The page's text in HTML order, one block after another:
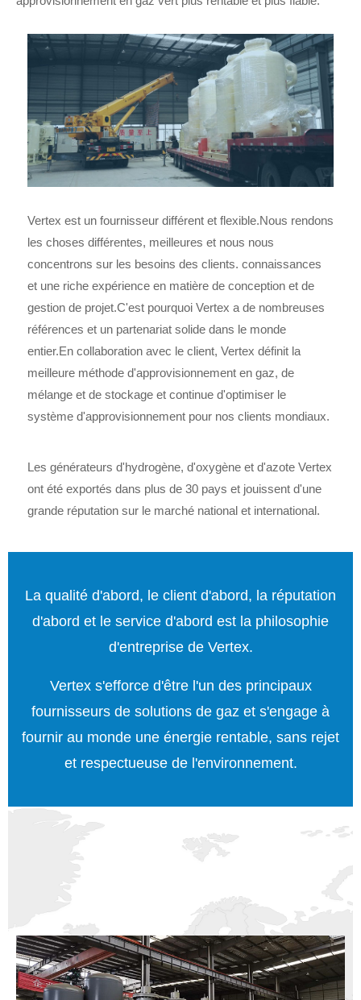
Vertex est un fournisseur différent et flexible.Nous rendons
les choses différentes, meilleures et nous nous
concentrons sur les besoins des clients. connaissances
et une riche expérience en matière de conception et de
gestion de projet.C'est pourquoi Vertex a de nombreuses
références et un partenariat solide dans le monde
entier.En collaboration avec le client, Vertex définit la
meilleure méthode d'approvisionnement en gaz, de
mélange et de stockage et continue d'optimiser le
système d'approvisionnement pour nos clients mondiaux.
Les générateurs d'hydrogène, d'oxygène et d'azote Vertex
ont été exportés dans plus de 30 pays et jouissent d'une
grande réputation sur le marché national et international.
La qualité d'abord, le client d'abord, la réputation
d'abord et le service d'abord est la philosophie
d'entreprise de Vertex.
Vertex s'efforce d'être l'un des principaux
fournisseurs de solutions de gaz et s'engage à
fournir au monde une énergie rentable, sans rejet
et respectueuse de l'environnement.